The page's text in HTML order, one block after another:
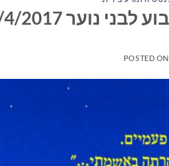
נוער 2/4/2017
POSTED ON